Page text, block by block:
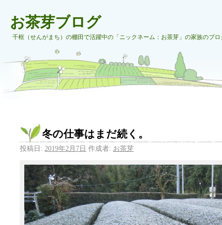
お茶芽ブログ
千框（せんがまち）の棚田で活躍中の「ニックネーム：お茶芽」の家族のブ
冬の仕事はまだ続く。
投稿日: 2019年2月7日 作成者: お茶芽